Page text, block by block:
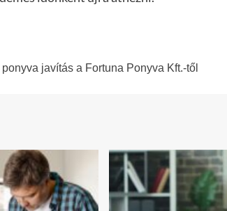
javítás a Fortuna Ponyva Kft.-től